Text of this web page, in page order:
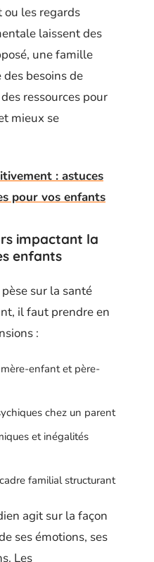
ou les regards
laissent des
une famille
besoins de
ressources pour
mieux se
: astuces
pour vos enfants
impactant la
enfants
sur la santé
il faut prendre en
:
enfant et père-
chez un parent
et inégalités
familial structurant
agit sur la façon
ses émotions, ses
Les